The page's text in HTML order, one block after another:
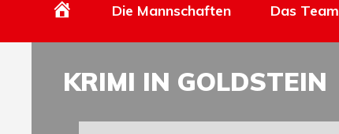
HomepageDie Mannschaften Das Team
KRIMI IN GOLDSTEIN